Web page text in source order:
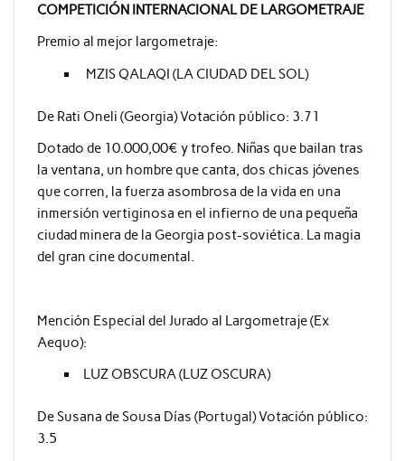
COMPETICIÓN INTERNACIONAL DE LARGOMETRAJE
Premio al mejor largometraje:
MZIS QALAQI (LA CIUDAD DEL SOL)
De Rati Oneli (Georgia) Votación público: 3.71
Dotado de 10.000,00€ y trofeo. Niñas que bailan tras
la ventana, un hombre que canta, dos chicas jóvenes
que corren, la fuerza asombrosa de la vida en una
inmersión vertiginosa en el infierno de una pequeña
ciudad minera de la Georgia post-soviética. La magia
del gran cine documental.
Mención Especial del Jurado al Largometraje (Ex
Aequo):
LUZ OBSCURA (LUZ OSCURA)
De Susana de Sousa Días (Portugal) Votación público:
3.5